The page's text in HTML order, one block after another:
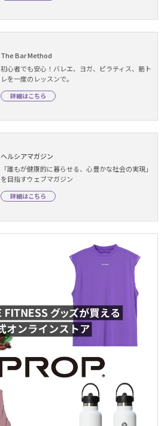
The Bar Method
初心者でも安心！バレエ、ヨガ、ピラティス、筋ト
レを一度のレッスンで。
詳細はこちら
ヘルシアマガジン
「誰もが健康的に暮らせる、心豊かな社会の実現」
を目指すウェブマガジン
詳細はこちら